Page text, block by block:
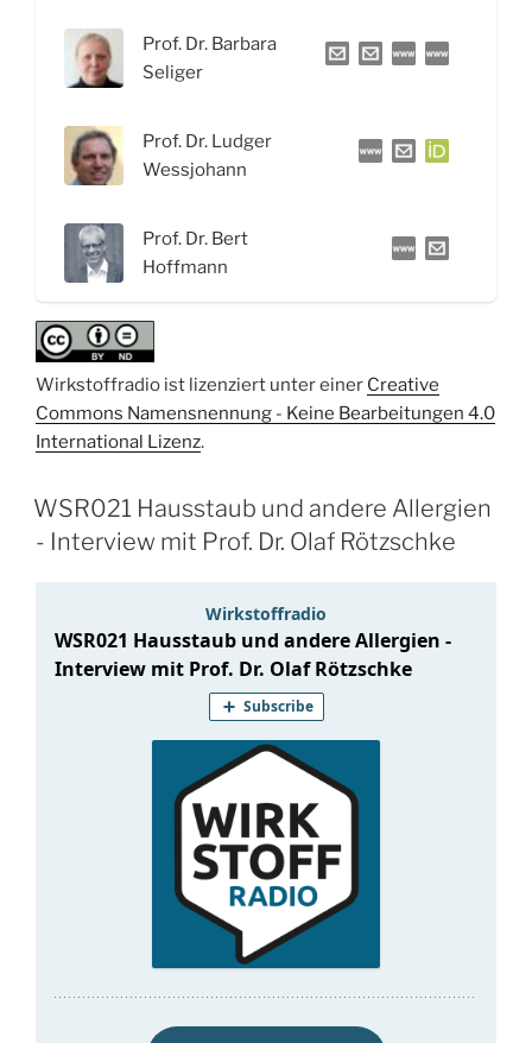
Prof. Dr. Barbara
Seliger
Prof. Dr. Ludger
Wessjohann
Prof. Dr. Bert
Hoffmann
Wirkstoffradio ist lizenziert unter einer Creative
Commons Namensnennung - Keine Bearbeitungen 4.0
International Lizenz.
WSR021 Hausstaub und andere Allergien
- Interview mit Prof. Dr. Olaf Rötzschke